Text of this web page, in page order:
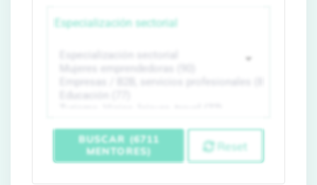
Especialización sectorial
BUSCAR (6711
MENTORES)
Reset